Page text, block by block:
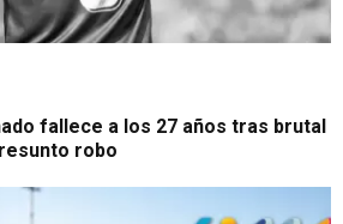
fallece a los 27 años tras brutal
robo